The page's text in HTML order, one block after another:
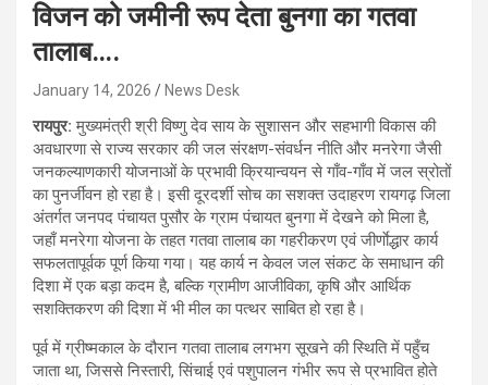
विजन को जमीनी रूप देता बुनगा का गतवा
तालाब….
January 14, 2026 News Desk
रायपुर:मुख्यमंत्री श्री विष्णु देव साय के सुशासन और सहभागी विकास की
अवधारणा से राज्य सरकार की जल संरक्षण-संवर्धन नीति और मनरेगा जैसी
जनकल्याणकारी योजनाओं के प्रभावी क्रियान्वयन से गाँव-गाँव में जल स्रोतों
का पुनर्जीवन हो रहा है। इसी दूरदर्शी सोच का सशक्त उदाहरण रायगढ़ जिला
अंतर्गत जनपद पंचायत पुसौर के ग्राम पंचायत बुनगा में देखने को मिला है,
जहाँ मनरेगा योजना के तहत गतवा तालाब का गहरीकरण एवं जीर्णाेद्धार कार्य
सफलतापूर्वक पूर्ण किया गया। यह कार्य न केवल जल संकट के समाधान की
दिशा में एक बड़ा कदम है, बल्कि ग्रामीण आजीविका, कृषि और आर्थिक
सशक्तिकरण की दिशा में भी मील का पत्थर साबित हो रहा है।
पूर्व में ग्रीष्मकाल के दौरान गतवा तालाब लगभग सूखने की स्थिति में पहुँच
जाता था, जिससे निस्तारी, सिंचाई एवं पशुपालन गंभीर रूप से प्रभावित होते